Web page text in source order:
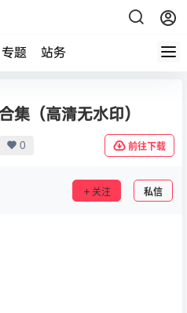
专题 站务
集（高清无水印）
0 前往下载
关注 私信